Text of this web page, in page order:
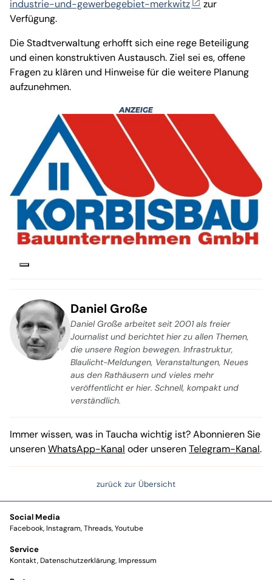
industrie-und-gewerbegebiet-merkwitz
zur
Verfügung.
Die Stadtverwaltung erhofft sich eine rege Beteiligung
und einen konstruktiven Austausch. Ziel sei es, offene
Fragen zu klären und Hinweise für die weitere Planung
aufzunehmen.
Daniel Große
Daniel Große arbeitet seit 2001 als freier
Journalist und berichtet hier zu allen Themen,
die unsere Region bewegen. Infrastruktur,
Blaulicht-Meldungen, Veranstaltungen, Neues
aus den Rathäusern und vieles mehr
veröffentlicht er hier. Schnell, kompakt und
verständlich.
Immer wissen, was in Taucha wichtig ist? Abonnieren Sie
unserenWhatsApp-Kanal oder unserenTelegram-Kanal.
zurück zur Übersicht
Social Media
Facebook Instagram Threads Youtube
Service
Kontakt Datenschutzerklärung Impressum